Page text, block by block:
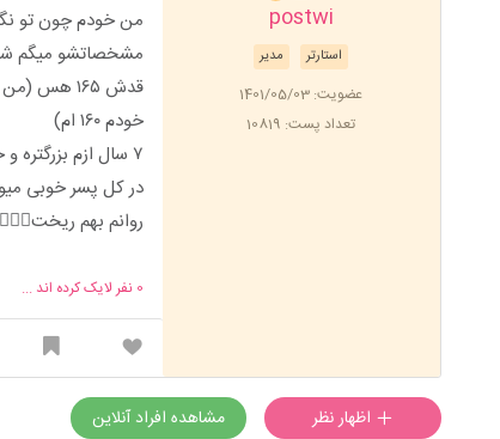
postwi
مدیر استارتر
عضویت: 1401/05/03
تعداد پست: 10819
من خودم چون تو
مشخصاتشو میگم
قدش ۱۶۵
خودم ۱۶۰ ام)
۷ سال ازم بزرگتره و خونه و ماشینم داره و وضع مالیش اوکی هس
در کل پسر خوبی
روانم بهم
0 نفر لایک کرده اند ...
مشاهده افراد آنلاین